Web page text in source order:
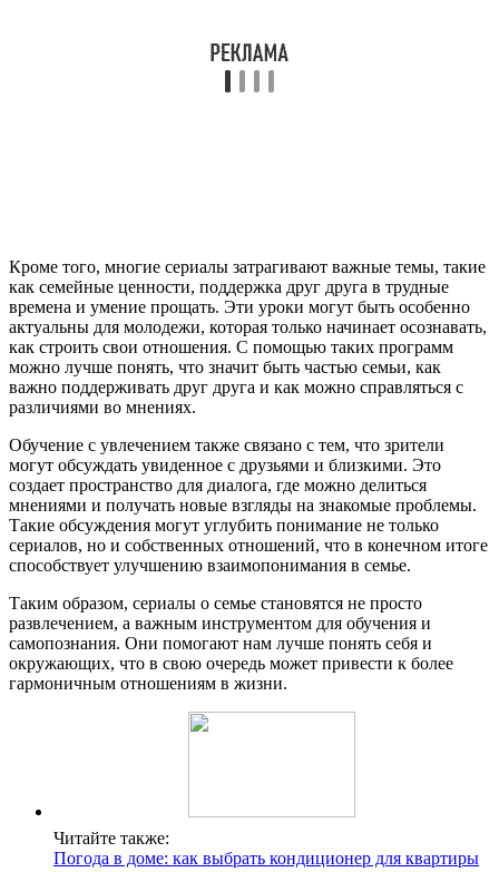
Кроме того, многие сериалы затрагивают важные темы, такие
как семейные ценности, поддержка друг друга в трудные
времена и умение прощать. Эти уроки могут быть особенно
актуальны для молодежи, которая только начинает осознавать,
как строить свои отношения. С помощью таких программ
можно лучше понять, что значит быть частью семьи, как
важно поддерживать друг друга и как можно справляться с
различиями во мнениях.
Обучение с увлечением также связано с тем, что зрители
могут обсуждать увиденное с друзьями и близкими. Это
создает пространство для диалога, где можно делиться
мнениями и получать новые взгляды на знакомые проблемы.
Такие обсуждения могут углубить понимание не только
сериалов, но и собственных отношений, что в конечном итоге
способствует улучшению взаимопонимания в семье.
Таким образом, сериалы о семье становятся не просто
развлечением, а важным инструментом для обучения и
самопознания. Они помогают нам лучше понять себя и
окружающих, что в свою очередь может привести к более
гармоничным отношениям в жизни.
Читайте также:
Погода в доме: как выбрать кондиционер для квартиры